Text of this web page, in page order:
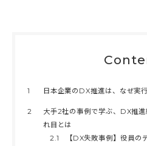
1 日本企業のDX推進は、なぜ実
2
大手2社の事例で学ぶ、DX推
れ目とは
2.1
【DX失敗事例】役員の